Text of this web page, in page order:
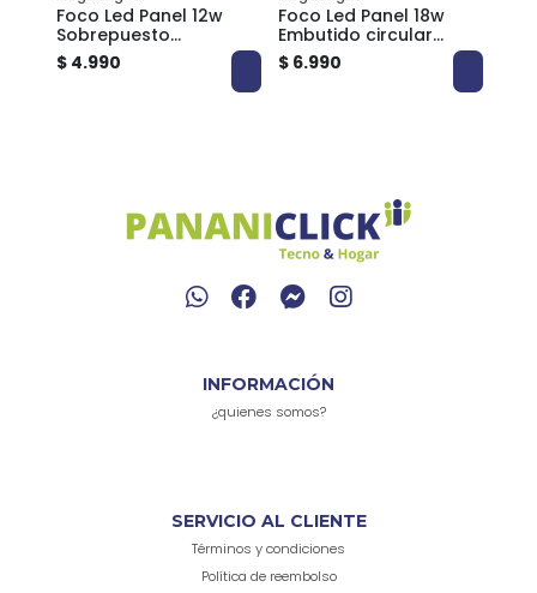
Foco Led Panel 12w
Sobrepuesto
Megabrigth
$ 4.990
Foco Led Panel 18w
Embutido circular
Megabrigth
$ 6.990
INFORMACIÓN
¿quienes somos?
SERVICIO AL CLIENTE
Términos y condiciones
Política de reembolso